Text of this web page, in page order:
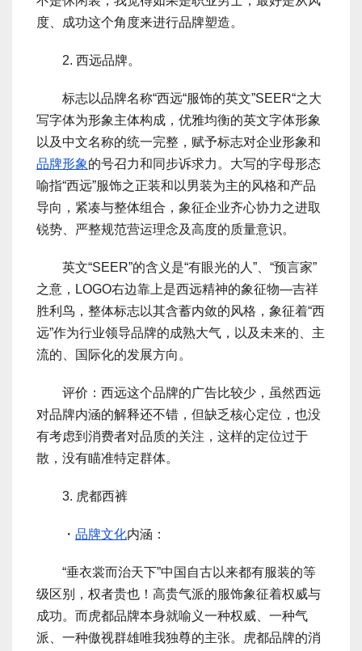
度、成功这个角度来进行品牌塑造。
2. 西远品牌。
标志以品牌名称“西远“服饰的英文”SEER“之大
写字体为形象主体构成，优雅均衡的英文字体形象
以及中文名称的统一完整，赋予标志对企业形象和
品牌形象的号召力和同步诉求力。大写的字母形态
喻指“西远”服饰之正装和以男装为主的风格和产品
导向，紧凑与整体组合，象征企业齐心协力之进取
锐势、严整规范营运理念及高度的质量意识。
英文“SEER”的含义是“有眼光的人”、“预言家”
之意，LOGO右边靠上是西远精神的象征物―吉祥
胜利鸟，整体标志以其含蓄内敛的风格，象征着“西
远”作为行业领导品牌的成熟大气，以及未来的、主
流的、国际化的发展方向。
评价：西远这个品牌的广告比较少，虽然西远
对品牌内涵的解释还不错，但缺乏核心定位，也没
有考虑到消费者对品质的关注，这样的定位过于
散，没有瞄准特定群体。
3. 虎都西裤
・ 品牌文化内涵：
“垂衣裳而治天下”中国自古以来都有服装的等
级区别，权者贵也！高贵气派的服饰象征着权威与
成功。而虎都品牌本身就喻义一种权威、一种气
派、一种傲视群雄唯我独尊的主张。虎都品牌的消